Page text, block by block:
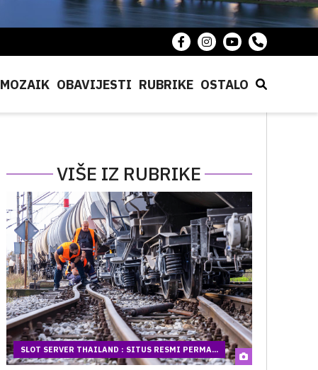
MOZAIK OBAVIJESTI RUBRIKE OSTALO
VIŠE IZ RUBRIKE
SLOT SERVER THAILAND : SITUS RESMI PERMA...